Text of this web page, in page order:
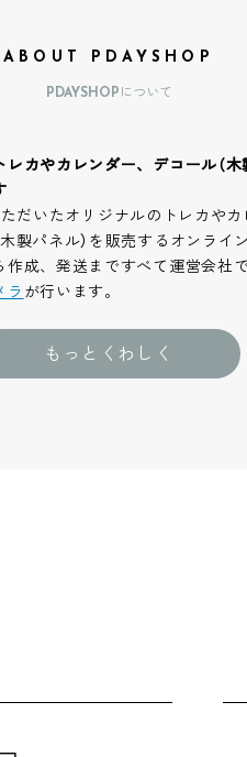
ABOUT PDAYSHOP
PDAYSHOPについて
カやカレンダー、デコール（木
だいたオリジナルのトレカや
製パネル）を販売するオンライ
作成、発送まですべて運営会社
ラ が行います。
もっとくわしく